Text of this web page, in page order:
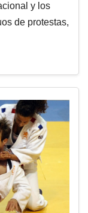
y los
de protestas,